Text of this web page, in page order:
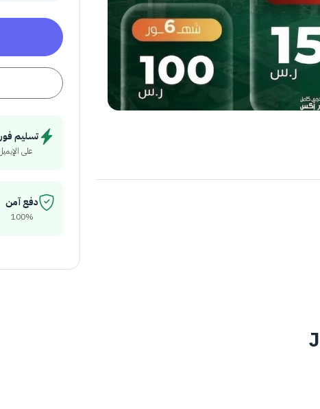
تسليم
على
دفع آمن
100%